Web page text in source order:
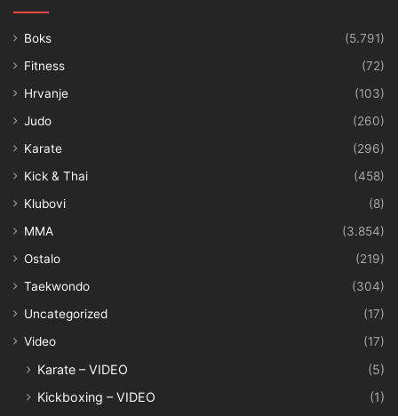
Boks
(5.791)
Fitness
(72)
Hrvanje
(103)
Judo
(260)
Karate
(296)
Kick & Thai
(458)
Klubovi
(8)
MMA
(3.854)
Ostalo
(219)
Taekwondo
(304)
Uncategorized
(17)
Video
(17)
Karate – VIDEO
(5)
Kickboxing – VIDEO
(1)